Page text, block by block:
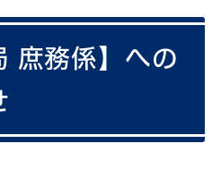
庶務係】への